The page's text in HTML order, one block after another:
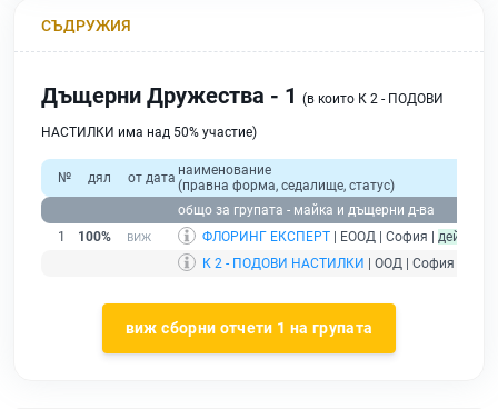
СЪДРУЖИЯ
Дъщерни Дружества - 1 (в които К 2 - ПОДОВИ
НАСТИЛКИ има над 50% участие)
№ дял от дата наименование
(правна форма, седалище, статус)
общо за групата - майка и дъщерни д-ва
1
100% ФЛОРИНГ ЕКСПЕРТ | ЕООД | София |
К 2 - ПОДОВИ НАСТИЛКИ
| ООД | София |
виж сборни отчети 1 на групата